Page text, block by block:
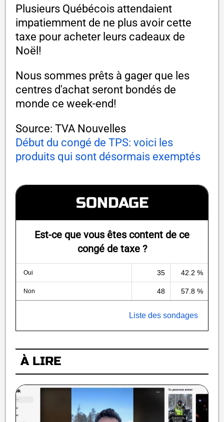
Plusieurs Québécois attendaient
impatiemment de ne plus avoir cette
taxe pour acheter leurs cadeaux de
Noël!
Nous sommes prêts à gager que les
centres d'achat seront bondés de
monde ce week-end!
Source: TVA Nouvelles
Début du congé de TPS: voici les
produits qui sont désormais exemptés
SONDAGE
Est-ce que vous êtes content de ce
congé de taxe ?
Oui 35 42.2 %
Non 48 57.8 %
Liste des sondages
À LIRE